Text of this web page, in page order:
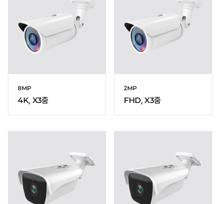
8MP
4K, X3줌
2MP
FHD, X3줌